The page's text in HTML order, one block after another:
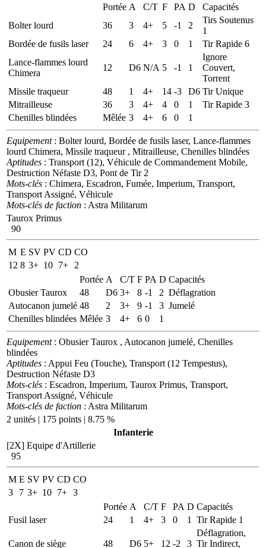
Portée A C/T F PA D
Capacités
Bolter lourd
36 3 4+ 5 -1 2
Tirs Soutenus
1
Bordée de fusils laser
24 6 4+ 3 0 1
Tir Rapide 6
Lance-flammes lourd
Chimera
12 D6 N/A 5 -1 1
Ignore
Couvert,
Torrent
Missile traqueur
48 1 4+ 14 -3 D6 Tir Unique
Mitrailleuse
36 3 4+ 4 0 1
Tir Rapide 3
Chenilles blindées
Mêlée 3 4+ 6 0 1
Equipement: Bolter lourd, Bordée de fusils laser, Lance-flammes
lourd Chimera, Missile traqueur , Mitrailleuse, Chenilles blindées
Aptitudes : Transport (12), Véhicule de Commandement Mobile,
Destruction Néfaste D3, Pont de Tir 2
Mots-clés : Chimera, Escadron, Fumée, Imperium, Transport,
Transport Assigné, Véhicule
Mots-clés de faction : Astra Militarum
Taurox Primus
90
M E SV PV CD CO
12 8 3+ 10 7+
2
Portée A C/T F PA D Capacités
Obusier Taurox
48 D6 3+ 8 -1 2 Déflagration
Autocanon jumelé 48 2 3+ 9 -1 3 Jumelé
Chenilles blindées Mêlée 3 4+ 6 0 1
Equipement: Obusier Taurox , Autocanon jumelé, Chenilles
blindées
Aptitudes : Appui Feu (Touche), Transport (12 Tempestus),
Destruction Néfaste D3
Mots-clés : Escadron, Imperium, Taurox Primus, Transport,
Transport Assigné, Véhicule
Mots-clés de faction : Astra Militarum
2 unités | 175 points | 8.75 %
Infanterie
[2X] Equipe d'Artillerie
95
M E SV PV CD CO
3
7 3+ 10 7+ 3
Portée A C/T F PA D Capacités
Fusil laser
24 1 4+ 3 0 1 Tir Rapide 1
Canon de siège 48 D6 5+ 12 -2 3
Déflagration,
Tir Indirect,